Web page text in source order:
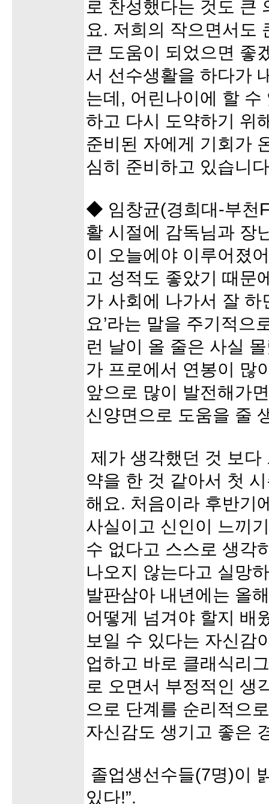
로 찬성했다는 것도 큰
요. 저희의 작으면서도
큰 도움이 되었으면 좋
서 선수생활을 하다가
는데, 어린나이에 할
하고 다시 도약하기 위
준비된 자에게 기회가
심히 준비하고 있습니
◆ 임창균(경희대-부천
활 시절에 감독님과 장
이 오늘에야 이루어졌
고 성적도 좋았기 때문
가 사회에 나가서 잘
요’라는 말을 주기적으
런 날이 올 줄은 사실
가 프로에서 연봉이 많
앞으로 많이 발전해가
신양면으로 도움을 줄
제가 생각했던 것 보
약을 한 것 같아서 첫
해요. 처음이라 후반기
사실이고 신인이 느끼
수 없다고 스스로 생각
나오지 않는다고 실망
발판삼아 내년에는 올
어떻게 넘겨야 할지 배
보일 수 있다는 자신감
업하고 바로 클래식리
로 오면서 부정적인 생
으로 단계를 순리적으
자신감도 생기고 좋은
졸업생선수들(7명)이
있다!”.